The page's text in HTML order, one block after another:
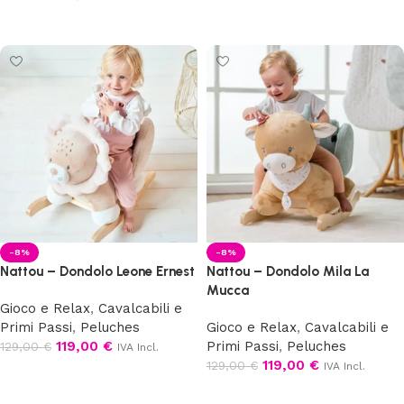
-8%
Nattou – Dondolo Leone Ernest
Gioco e Relax, Cavalcabili e
Primi Passi, Peluches
129,00€ 119,00 € IVA Incl.
-8%
Nattou – Dondolo Mila La
Mucca
Gioco e Relax, Cavalcabili e
Primi Passi, Peluches
129,00€ 119,00 € IVA Incl.